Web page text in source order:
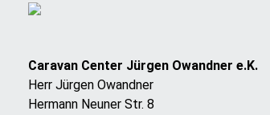
Caravan Center Jürgen Owandner e.K.
Herr Jürgen Owandner
Hermann Neuner Str. 8